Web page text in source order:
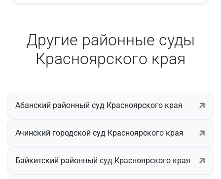
Другие районные суды
Красноярского края
Абанский районный суд Красноярского края
Ачинский городской суд Красноярского края
Байкитский районный суд Красноярского края